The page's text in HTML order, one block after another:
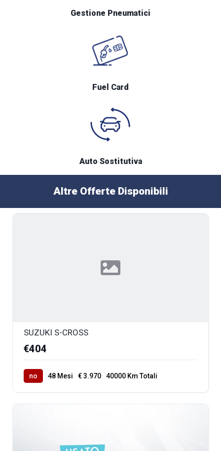
Gestione Pneumatici
Fuel Card
Auto Sostitutiva
Altre Offerte Disponibili
SUZUKI S-CROSS
€404
no 48 Mesi € 3.970 40000 Km Totali